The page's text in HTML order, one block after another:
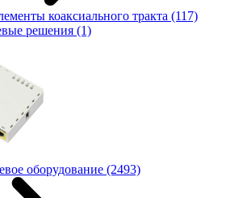
коаксиального тракта (117)
решения (1)
оборудование (2493)